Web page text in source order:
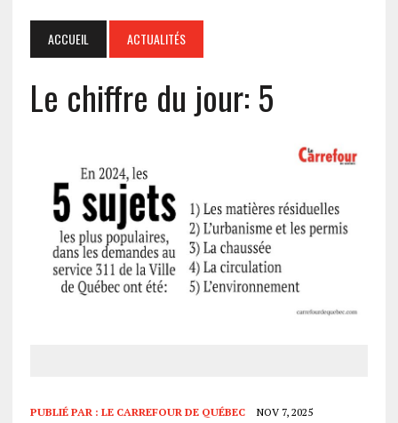
ACCUEIL ACTUALITÉS
Le chiffre du jour: 5
PUBLIÉ PAR : LE CARREFOUR DE QUÉBEC NOV 7, 2025